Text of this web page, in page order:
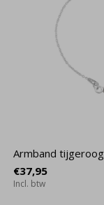
Armband
€37,95
Incl. btw